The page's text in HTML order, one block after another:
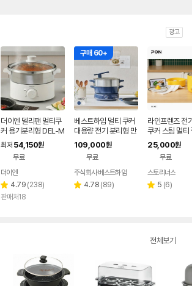
광고
더이엔 델리팬 멀티쿠
커 용기분리형 DEL-M
C3
최저 54,150원
무료
더이엔
별
점
4.79 리
(238)
판매처18
구매 60+
베스트하임 멀티 쿠커
대용량 전기 분리형 만
능 스텐 전골 냄비 찜기
ESR-TG60
109,000원
무료
주식회사 베스트하임
별 4.78 리
(89)
라인프렌즈 전
쿠커 스팀 멀티
능 스마트 샐리
25,000원
무료
스토리너스
별 5 리
(6)
전체보기